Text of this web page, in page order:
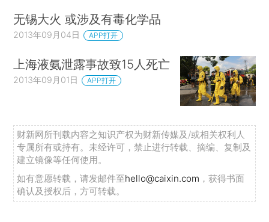
无锡大火 或涉及有毒化学品
2013年09月04日 APP打开
上海液氨泄露事故致15人死亡
2013年09月01日 APP打开
财新网所刊载内容之知识产权为财新传媒及/或相关权利人
专属所有或持有。未经许可，禁止进行转载、摘编、复制及
建立镜像等任何使用。
如有意愿转载，请发邮件至hello@caixin.com ，获得书面
确认及授权后，方可转载。